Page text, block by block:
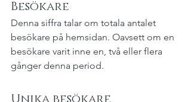
Besökare
Denna siffra talar om totala antalet
besökare på hemsidan. Oavsett om en
besökare varit inne en, två eller flera
gånger denna period.